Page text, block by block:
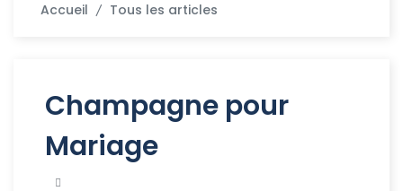
Accueil Tous les articles
Champagne pour
Mariage